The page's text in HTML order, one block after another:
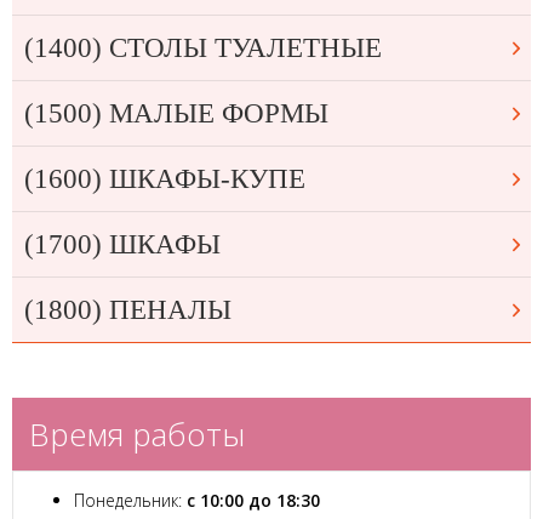
(1400) СТОЛЫ ТУАЛЕТНЫЕ
(1500) МАЛЫЕ ФОРМЫ
(1600) ШКАФЫ-КУПЕ
(1700) ШКАФЫ
(1800) ПЕНАЛЫ
Время работы
Понедельник: с 10:00 до 18:30